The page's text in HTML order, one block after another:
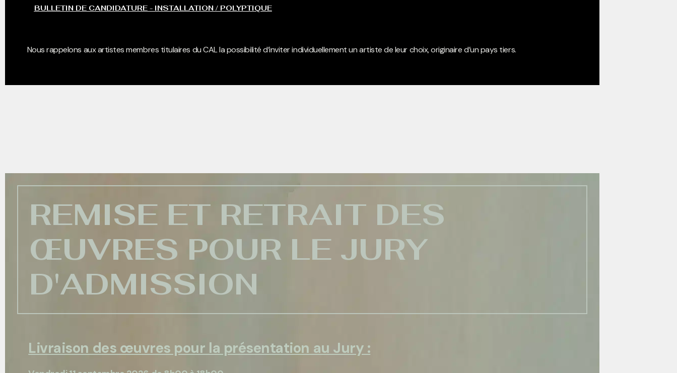
BULLETIN DE CANDIDATURE - INSTALLATION / POLYPTIQUE
Nous rappelons aux artistes membres titulaires du CAL la possibilité d’inviter individuellement un artiste de leur choix, originaire d’un pays tiers.
REMISE ET RETRAIT DES
ŒUVRES POUR LE JURY
D'ADMISSION
Livraison des œuvres pour la présentation au Jury :